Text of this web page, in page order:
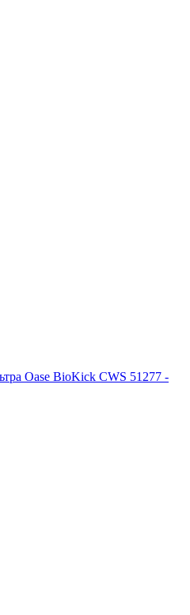
Oase BioKick CWS 51277 -